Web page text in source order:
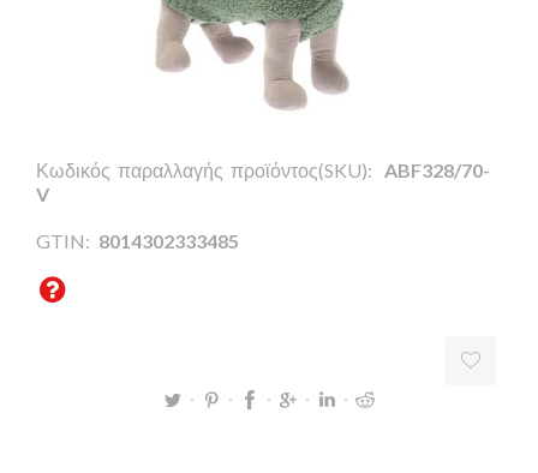
Κωδικός παραλλαγής προϊόντος(SKU):
ABF328/70-
V
GTIN: 8014302333485